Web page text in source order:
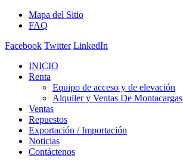
Mapa del Sitio
FAQ
Facebook Twitter LinkedIn
INICIO
Renta
Equipo de acceso y de elevación
Alquiler y Ventas De Montacargas
Ventas
Repuestos
Exportación / Importación
Noticias
Contáctenos